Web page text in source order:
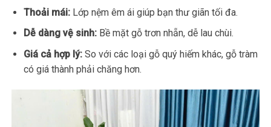
Thoải mái: Lớp nệm êm ái giúp bạn thư giãn tối đa.
Dễ dàng vệ sinh: Bề mặt gỗ trơn nhẵn, dễ lau chùi.
Giá cả hợp lý: So với các loại gỗ quý hiếm khác, gỗ tràm
có giá thành phải chăng hơn.